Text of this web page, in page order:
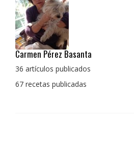
Pedro Manuel Collado Cruz
La cocina para mi es producto
con un toque diferente